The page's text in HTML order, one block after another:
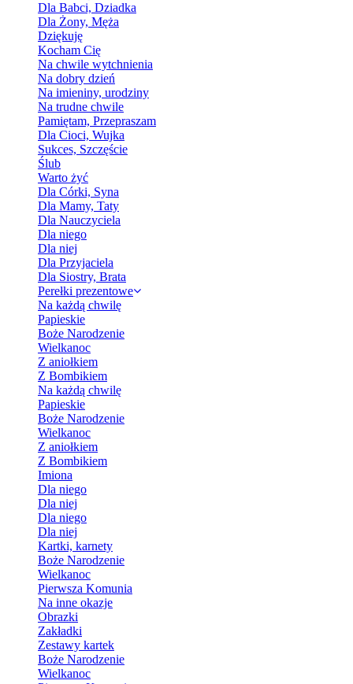
Dla Babci, Dziadka
Dla Żony, Męża
Dziękuję
Kocham Cię
Na chwile wytchnienia
Na dobry dzień
Na imieniny, urodziny
Na trudne chwile
Pamiętam, Przepraszam
Dla Cioci, Wujka
Sukces, Szczęście
Ślub
Warto żyć
Dla Córki, Syna
Dla Mamy, Taty
Dla Nauczyciela
Dla niego
Dla niej
Dla Przyjaciela
Dla Siostry, Brata
Perełki prezentowe
Na każdą chwilę
Papieskie
Boże Narodzenie
Wielkanoc
Z aniołkiem
Z Bombikiem
Na każdą chwilę
Papieskie
Boże Narodzenie
Wielkanoc
Z aniołkiem
Z Bombikiem
Imiona
Dla niego
Dla niej
Dla niego
Dla niej
Kartki, karnety
Boże Narodzenie
Wielkanoc
Pierwsza Komunia
Na inne okazje
Obrazki
Zakładki
Zestawy kartek
Boże Narodzenie
Wielkanoc